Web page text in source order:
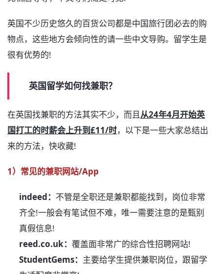
英国不少历史悠久的百货公司都是中国旅行团必去的购
物点，这些地方会倾向性的请一些中文导购。留学生是
很有优势的!
英国留学如何找兼职？
在英国找兼职的方法其实不少，而且从24年4月开始英
国打工的时薪会上升到£11/时，以下是一些大家总结出
来的方法，快收藏!
1）常见的兼职网站/App
indeed： 不管是全职还是兼职都能找到，岗位非常
齐全!一般会有笔试但不难，唯一需要注意的是甄别
真假信息!
reed.co.uk： 覆盖面非常广的综合性招聘网站!
StudentGems： 主要给学生提供兼职岗位，跟留学